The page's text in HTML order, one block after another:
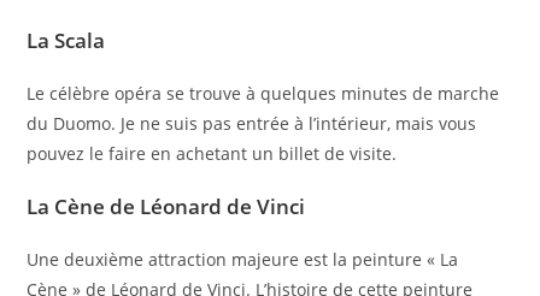
La Scala
Le célèbre opéra se trouve à quelques minutes de marche
du Duomo. Je ne suis pas entrée à l’intérieur, mais vous
pouvez le faire en achetant un billet de visite.
La Cène de Léonard de Vinci
Une deuxième attraction majeure est la peinture « La
Cène » de Léonard de Vinci. L’histoire de cette peinture